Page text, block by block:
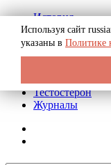
История
Биография
Криминал
Реклама на
Тестостерон
Журналы
Используя сайт
указаны в Политике